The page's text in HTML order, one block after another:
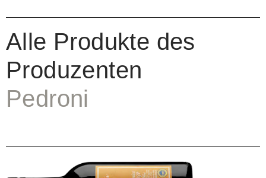
Alle Produkte des
Produzenten
Pedroni